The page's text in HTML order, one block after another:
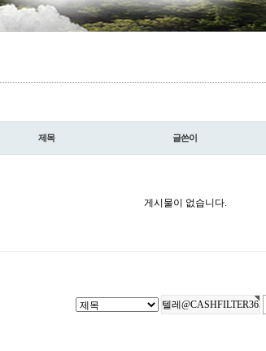
오시는길
오페라/기려수필
제목 글쓴이
게시물이 없습니다.